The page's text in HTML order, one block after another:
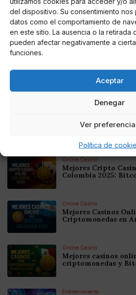
del dispositivo. Su consentimiento
datos como el comportamiento de
en este sitio. La ausencia o la retirada
pueden afectar negativamente a
funciones.
Aceptar
Denegar
Ver
Política de
Miguel P. Montes
La UE apuesta por la
El Eurogrupo fomenta actividades
Noticias relacionadas
Online Casino
Mejores Cripto
Colombia 2025:
Online Casino
Mejores Casinos
Criptomonedas en
Online Casino
Mejores casinos
criptomonedas y
Entretenimiento